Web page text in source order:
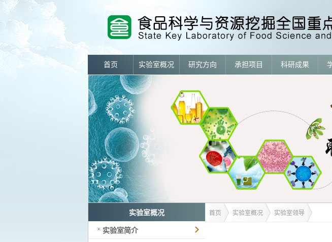
首页 实验室概况 研究方向 承担项目 科研成果
首页 实验室概况 实验室领导
实验室概况
实验室简介